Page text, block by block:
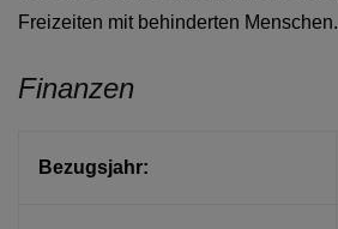
Freizeiten mit behinderten Menschen.
Finanzen
Bezugsjahr: